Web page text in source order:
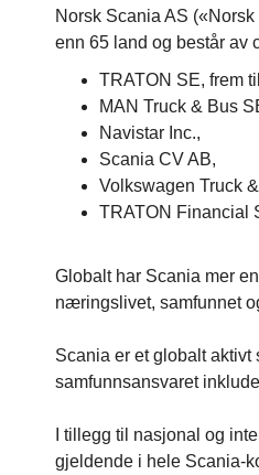
Norsk Scania AS
enn 65 land og består av
TRATON SE, frem
MAN Truck & Bus
Navistar Inc.,
Scania CV AB,
Volkswagen Truck
TRATON Financial
Globalt har Scania mer
næringslivet, samfunnet
Scania er et globalt
samfunnsansvaret
I tillegg til nasjonal og
gjeldende i hele Scania-